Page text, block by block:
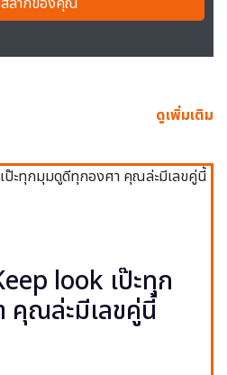
ดูเพิ่มเติม
look เป๊ะทุก
คุณล่ะมีเลขคู่นี้